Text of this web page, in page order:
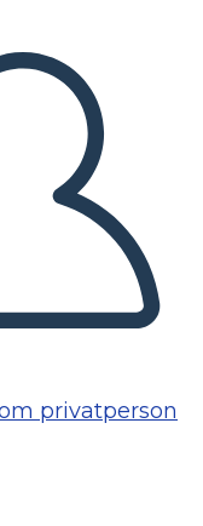
privatperson